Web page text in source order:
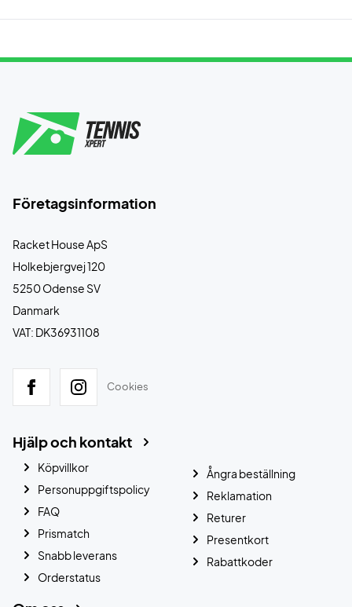
Företagsinformation
Racket House ApS
Holkebjergvej 120
5250 Odense SV
Danmark
VAT: DK36931108
Cookies
Hjälp och kontakt
Köpvillkor
Personuppgiftspolicy
FAQ
Prismatch
Snabb leverans
Orderstatus
Ångra beställning
Reklamation
Returer
Presentkort
Rabattkoder